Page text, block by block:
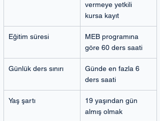
vermeye yetkili
kursa kayıt
Eğitim süresi
MEB programına
göre 60 ders saati
Günlük ders sınırı
Günde en fazla 6
ders saati
Yaş şartı
19 yaşından gün
almış olmak